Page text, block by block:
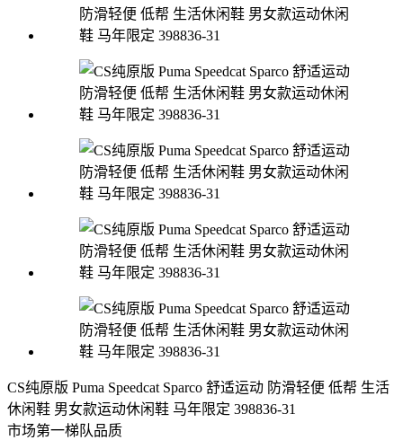
CS纯原版 Puma Speedcat Sparco 舒适运动 防滑轻便 低帮 生活
休闲鞋 男女款运动休闲鞋 马年限定 398836-31
市场第一梯队品质